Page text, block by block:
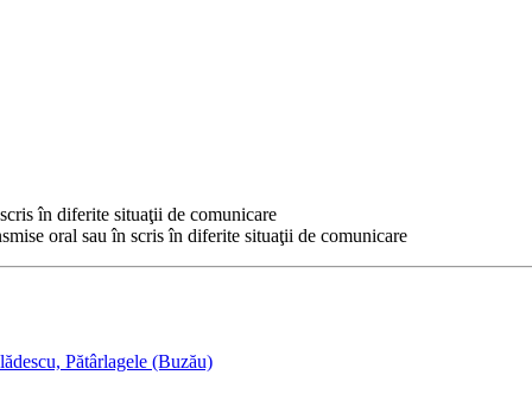
în diferite situaţii de comunicare
oral sau în scris în diferite situaţii de comunicare
Pătârlagele (Buzău)